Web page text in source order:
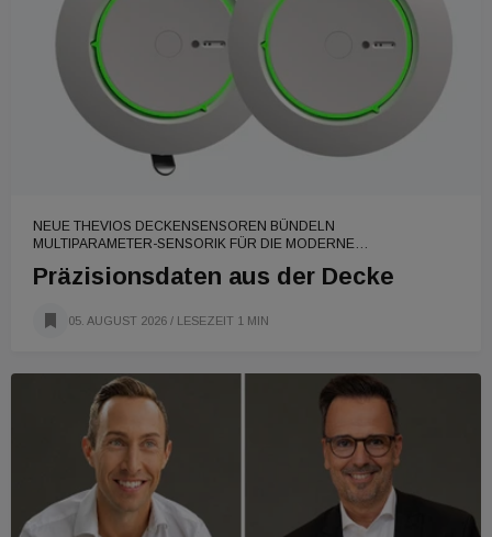
NEUE THEVIOS DECKENSENSOREN BÜNDELN
MULTIPARAMETER-SENSORIK FÜR DIE MODERNE
Präzisionsdaten aus der Decke
05. AUGUST 2026 / LESEZEIT 1 MIN